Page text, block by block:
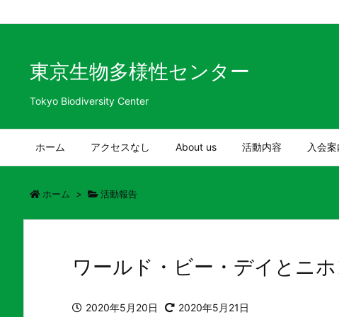
東京生物多様性センター
Tokyo Biodiversity Center
ホーム アクセスなし About us 活動内容 入会案
ホーム > 活動報告
ワールド・ビー・デイとニ
2020年5月20日 2020年5月21日